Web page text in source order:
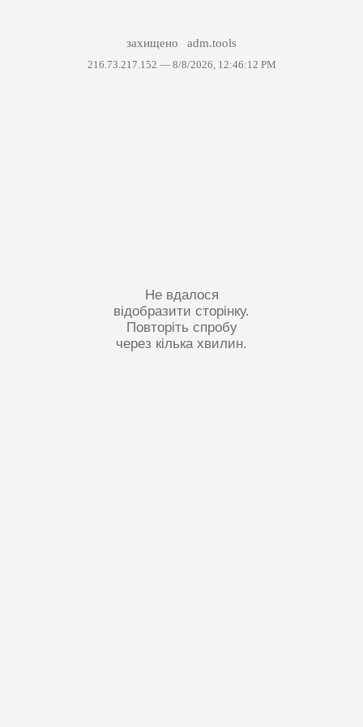
захищено adm.tools
216.73.217.152 — 8/8/2026, 12:46:12 PM
Не вдалося
відобразити сторінку.
Повторіть спробу
через кілька хвилин.